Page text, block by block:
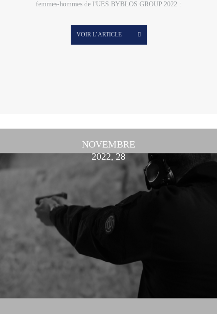
femmes-hommes de l'UES BYBLOS GROUP 2022 :
VOIR L’ ARTICLE
NOVEMBRE
2022, 28